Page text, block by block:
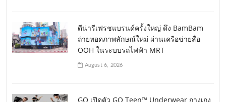
ดีน่ารีเฟรชแบรนด์ครั้งใหญ่ ดึง BamBam
ถ่ายทอดภาพลักษณ์ใหม่ ผ่านเครือข่ายสื่อ
OOH ในระบบรถไฟฟ้า MRT
August 6, 2026
GQ เปิดตัว GQ Teen™ Underwear กางเกง